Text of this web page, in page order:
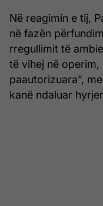
Në reagimin e tij,
në fazën
rregullimit të
të vihej në
paautorizuara”,
kanë ndaluar